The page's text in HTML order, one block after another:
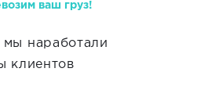
ваш груз!
мы наработали
клиентов